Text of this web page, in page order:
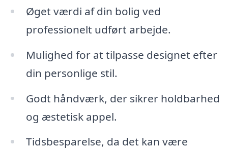
Øget værdi af din bolig ved
professionelt udført arbejde.
Mulighed for at tilpasse designet efter
din personlige stil.
Godt håndværk, der sikrer holdbarhed
og æstetisk appel.
Tidsbesparelse, da det kan være